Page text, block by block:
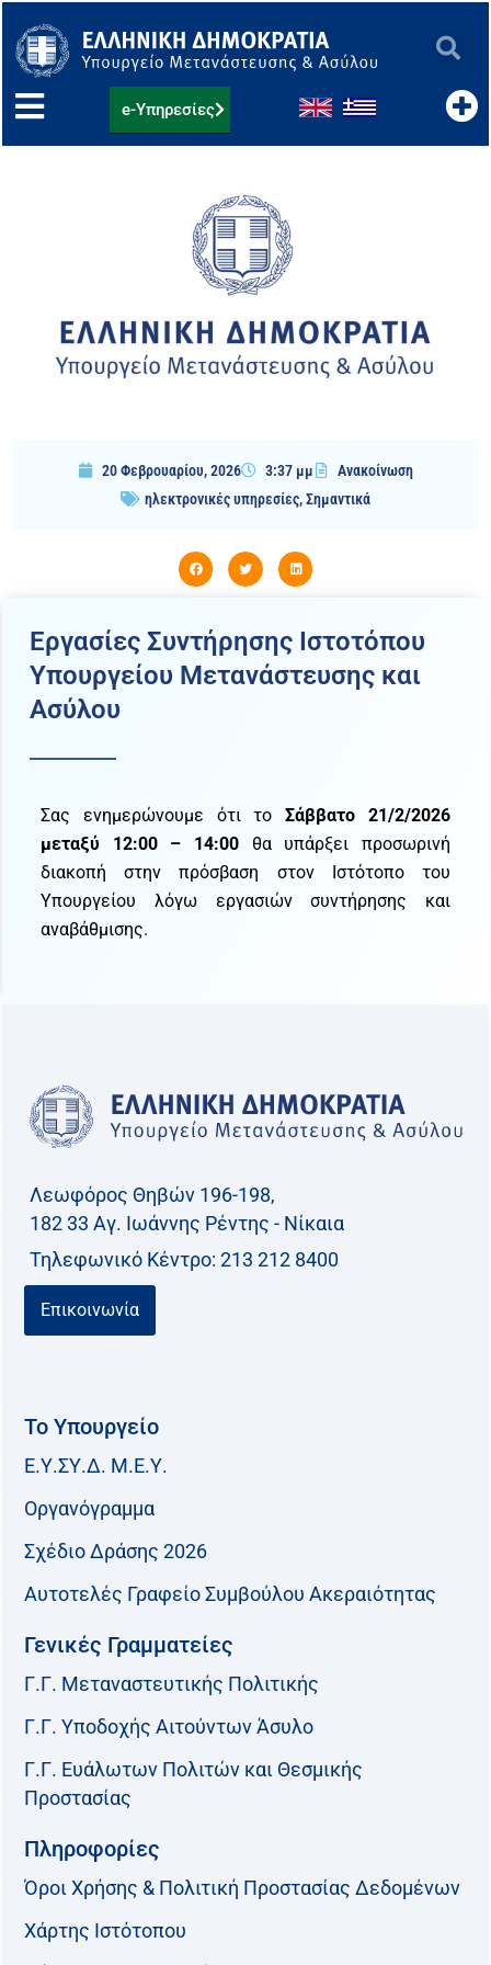
στο
περιεχόμενο
e-Υπηρεσίες
20 Φεβρουαρίου, 2026 3:37 μμ
Ανακοίνωση
ηλεκτρονικές υπηρεσίες,Σημαντικά
Εργασίες Συντήρησης Ιστοτόπου
Υπουργείου Μετανάστευσης και
Ασύλου
Σας ενημερώνουμε ότι τοΣάββατο 21/2/2026
μεταξύ 12:00 – 14:00 θα υπάρξει προσωρινή
διακοπή στην πρόσβαση στον Ιστότοπο του
Υπουργείου λόγω εργασιών συντήρησης και
αναβάθμισης.
Λεωφόρος Θηβών 196-198,
182 33 Aγ. Ιωάννης Ρέντης - Νίκαια
Τηλεφωνικό Kέντρο: 213 212 8400
Επικοινωνία
Το Υπουργείο
Ε.Υ.ΣΥ.Δ. Μ.Ε.Υ.
Οργανόγραμμα
Σχέδιο Δράσης 2026
Αυτοτελές Γραφείο Συμβούλου Ακεραιότητας
Γενικές Γραμματείες
Γ.Γ. Μεταναστευτικής Πολιτικής
Γ.Γ. Υποδοχής Αιτούντων Άσυλο
Γ.Γ. Ευάλωτων Πολιτών και Θεσμικής
Προστασίας
Πληροφορίες
Όροι Χρήσης & Πολιτική Προστασίας Δεδομένων
Χάρτης Ιστότοπου